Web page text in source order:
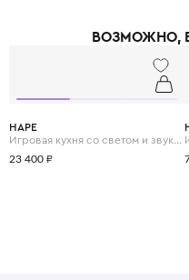
ВОЗМОЖНО,
HAPE
Игровая кухня со светом и звуком "Готовим вместе"
23 400 ₽